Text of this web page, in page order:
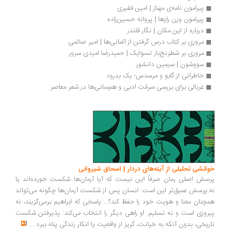
پیرامون نامه‌ی مهناز | امین فقیری
پیرامون وزن رازها | پروانه حسین‌زاده
درباره از این مکان | نگار قلندر
مروری بر کتاب درس گرفتن از آلمانی‌ها | امیر صائمی
مروری بر شطرنج‌باز تسوایک | حمیدرضا امیدی سرور
سووشون | سیمین دانشور
خاطراتی از گابو و مرسدس؛ یک بدرود
غربالی برای بررسی سرقت ادبی و هم‌سانی‌ها در شعر معاصر
تحلیلی از آینه‌های دردار | اسحاق شیروانی
اصلی رمان صرفاً این نیست که آیا آرمان‌ها شکست خورده‌اند یا
عمیق‌تر این است: انسان پس از شکست آرمان‌ها چگونه می‌تواند
معنا و هویت خود را حفظ کند؟... پاسخی که ابراهیم برمی‌گزیند، نه
است و نه تسلیم. او راهی دیگر را انتخاب می‌کند: پذیرفتن شکست
بدون آنکه به خیانت، گریز از واقعیت یا انکار زندگی پناه ببرد...